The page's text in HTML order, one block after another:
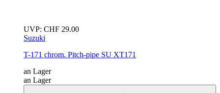
UVP: CHF 29.00
Suzuki
T-171 chrom. Pitch-pipe SU XT171
an Lager
an Lager